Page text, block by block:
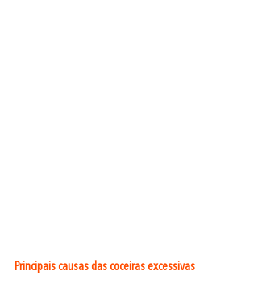
Principais causas das coceiras excessivas